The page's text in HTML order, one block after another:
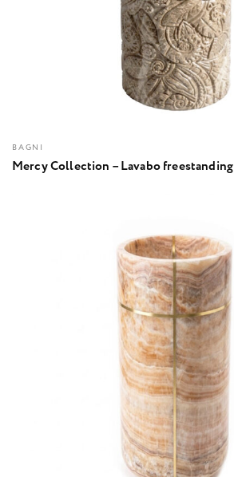
BAGNI
Mercy Collection – Lavabo freestanding